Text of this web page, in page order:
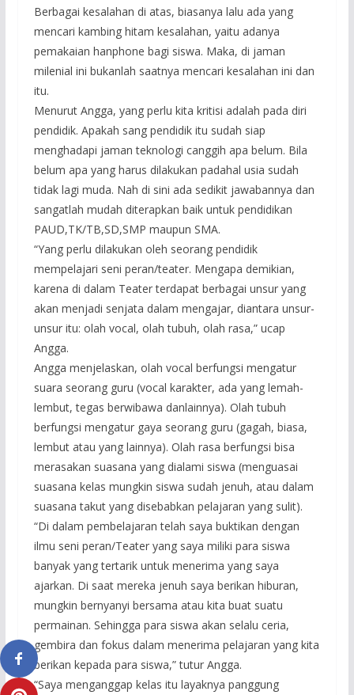
Berbagai kesalahan di atas, biasanya lalu ada yang
mencari kambing hitam kesalahan, yaitu adanya
pemakaian hanphone bagi siswa. Maka, di jaman
milenial ini bukanlah saatnya mencari kesalahan ini dan
itu.
Menurut Angga, yang perlu kita kritisi adalah pada diri
pendidik. Apakah sang pendidik itu sudah siap
menghadapi jaman teknologi canggih apa belum. Bila
belum apa yang harus dilakukan padahal usia sudah
tidak lagi muda. Nah di sini ada sedikit jawabannya dan
sangatlah mudah diterapkan baik untuk pendidikan
PAUD,TK/TB,SD,SMP maupun SMA.
“Yang perlu dilakukan oleh seorang pendidik
mempelajari seni peran/teater. Mengapa demikian,
karena di dalam Teater terdapat berbagai unsur yang
akan menjadi senjata dalam mengajar, diantara unsur-
unsur itu: olah vocal, olah tubuh, olah rasa,” ucap
Angga.
Angga menjelaskan, olah vocal berfungsi mengatur
suara seorang guru (vocal karakter, ada yang lemah-
lembut, tegas berwibawa danlainnya). Olah tubuh
berfungsi mengatur gaya seorang guru (gagah, biasa,
lembut atau yang lainnya). Olah rasa berfungsi bisa
merasakan suasana yang dialami siswa (menguasai
suasana kelas mungkin siswa sudah jenuh, atau dalam
suasana takut yang disebabkan pelajaran yang sulit).
“Di dalam pembelajaran telah saya buktikan dengan
ilmu seni peran/Teater yang saya miliki para siswa
banyak yang tertarik untuk menerima yang saya
ajarkan. Di saat mereka jenuh saya berikan hiburan,
mungkin bernyanyi bersama atau kita buat suatu
permainan. Sehingga para siswa akan selalu ceria,
gembira dan fokus dalam menerima pelajaran yang kita
berikan kepada para siswa,” tutur Angga.
“Saya menganggap kelas itu layaknya panggung